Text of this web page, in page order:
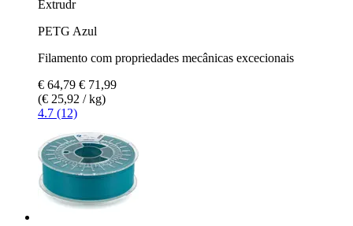
Extrudr
PETG Azul
Filamento com propriedades mecânicas excecionais
€ 64,79 € 71,99
(€ 25,92 / kg)
4.7 (12)